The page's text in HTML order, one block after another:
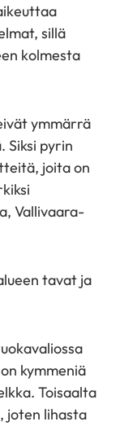
sillä
kolmesta
ymmärrä
Siksi pyrin
joita on
Vallivaara-
tavat ja
kymmeniä
Toisaalta
joten lihasta